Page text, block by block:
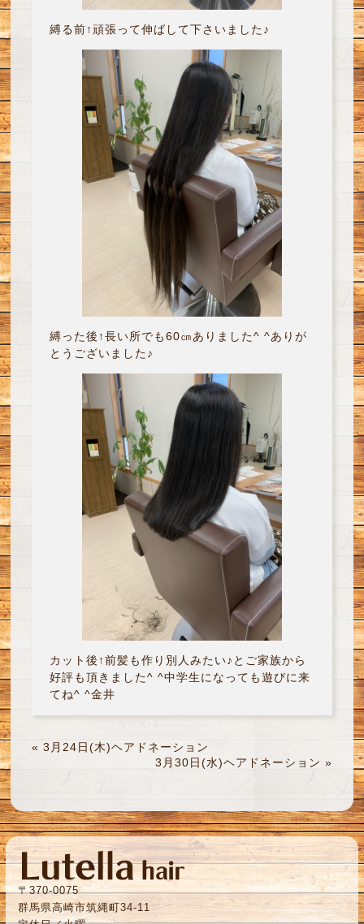
縛る前↑頑張って伸ばして下さいました♪
縛った後↑長い所でも60㎝ありました^ ^ありが
とうございました♪
カット後↑前髪も作り別人みたい♪とご家族から
好評も頂きました^ ^中学生になっても遊びに来
てね^ ^金井
« 3月24日(木)ヘアドネーション
3月30日(水)ヘアドネーション »
〒370-0075
群馬県高崎市筑縄町34-11